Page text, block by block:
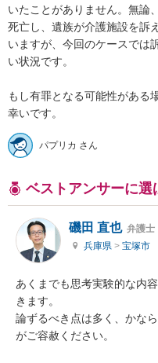
いたことがありません。無論
死亡し、遺族が介護施設を訴
いますが、今回のケースでは
い状況です。
もし有罪となる可能性がある
パプリカ さん
ベストアンサーに選
磯田 直也 弁護士
兵庫県 > 宝塚市
あくまでも思考実験的な内
きます。
論ずるべき点は多く、かな
がご容赦ください。